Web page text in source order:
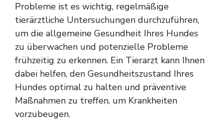
Probleme ist es wichtig, regelmäßige
tierärztliche Untersuchungen durchzuführen,
um die allgemeine Gesundheit Ihres Hundes
zu überwachen und potenzielle Probleme
frühzeitig zu erkennen. Ein Tierarzt kann Ihnen
dabei helfen, den Gesundheitszustand Ihres
Hundes optimal zu halten und präventive
Maßnahmen zu treffen, um Krankheiten
vorzubeugen.